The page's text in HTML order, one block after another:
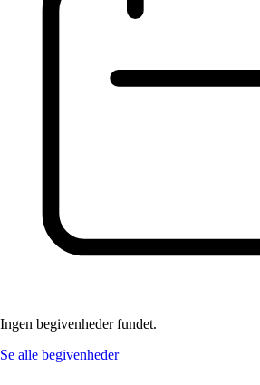
Ingen begivenheder fundet.
Se alle begivenheder